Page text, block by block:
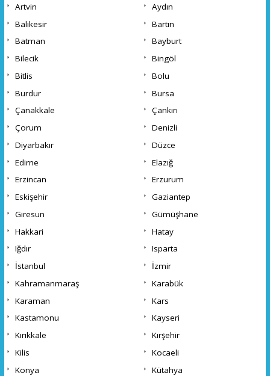
Artvin
Aydın
Balıkesir
Bartın
Batman
Bayburt
Bilecik
Bingöl
Bitlis
Bolu
Burdur
Bursa
Çanakkale
Çankırı
Çorum
Denizli
Diyarbakır
Düzce
Edirne
Elazığ
Erzincan
Erzurum
Eskişehir
Gaziantep
Giresun
Gümüşhane
Hakkari
Hatay
Iğdır
Isparta
İstanbul
İzmir
Kahramanmaraş
Karabük
Karaman
Kars
Kastamonu
Kayseri
Kırıkkale
Kırşehir
Kilis
Kocaeli
Konya
Kütahya